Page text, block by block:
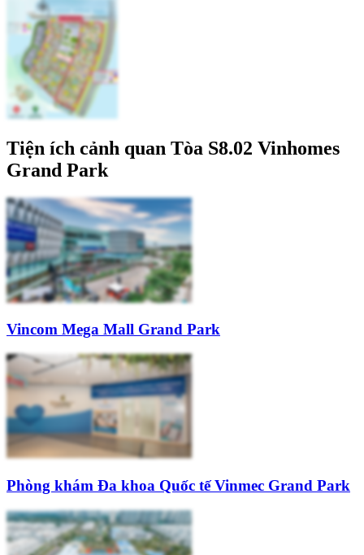
Tiện ích cảnh quan Tòa S8.02 Vinhomes
Grand Park
Vincom Mega Mall Grand Park
Phòng khám Đa khoa Quốc tế Vinmec Grand Park